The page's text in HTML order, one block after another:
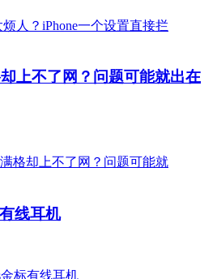
上不了网？问题可能就出在
线耳机